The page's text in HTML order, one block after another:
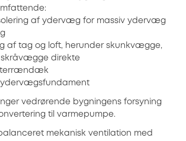
af ydervæg for massiv ydervæg
af tag og loft, herunder skunkvægge,
direkte
terrændæk
ydervægsfundament
vedrørende bygningens forsyning
til varmepumpe.
mekanisk ventilation med